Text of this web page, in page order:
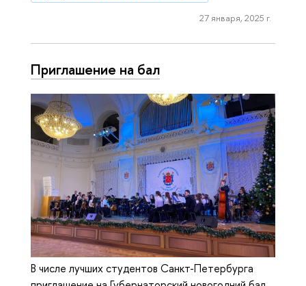
27 января, 2025 г.
Приглашение на бал
В числе лучших студентов Санкт-Петербурга